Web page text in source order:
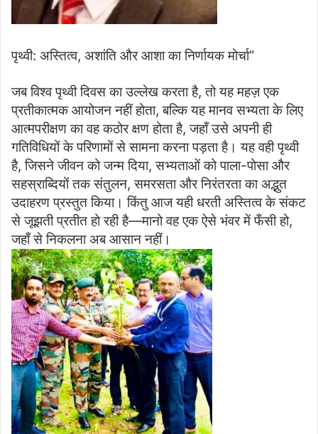
पृथ्वी: अस्तित्व, अशांति और आशा का निर्णायक मोर्चा”
जब विश्व पृथ्वी दिवस का उल्लेख करता है, तो यह महज़ एक
प्रतीकात्मक आयोजन नहीं होता, बल्कि यह मानव सभ्यता के लिए
आत्मपरीक्षण का वह कठोर क्षण होता है, जहाँ उसे अपनी ही
गतिविधियों के परिणामों से सामना करना पड़ता है। यह वही पृथ्वी
है, जिसने जीवन को जन्म दिया, सभ्यताओं को पाला-पोसा और
सहस्राब्दियों तक संतुलन, समरसता और निरंतरता का अद्भुत
उदाहरण प्रस्तुत किया। किंतु आज यही धरती अस्तित्व के संकट
से जूझती प्रतीत हो रही है—मानो वह एक ऐसे भंवर में फँसी हो,
जहाँ से निकलना अब आसान नहीं।